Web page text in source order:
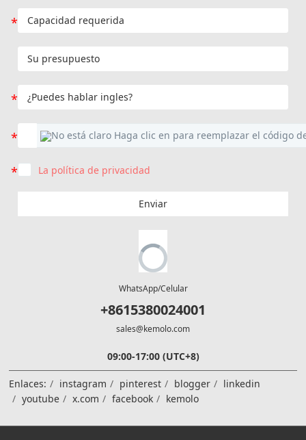
La política de privacidad
Enviar
WhatsApp/Celular
+8615380024001
sales@kemolo.com
09:00-17:00 (UTC+8)
Enlaces: instagram pinterest blogger
linkedin
youtube
x.com facebook kemolo